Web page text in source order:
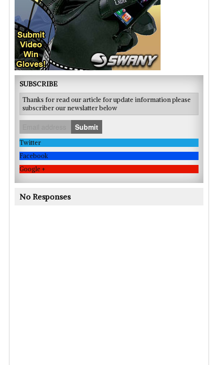
SUBSCRIBE
Thanks for read our article for update information please
subscriber our newslatter below
Submit
Twitter
Facebook
Google +
No Responses